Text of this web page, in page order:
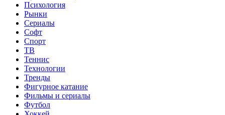
Психология
Рынки
Сериалы
Софт
Спорт
ТВ
Теннис
Технологии
Тренды
Фигурное катание
Фильмы и сериалы
Футбол